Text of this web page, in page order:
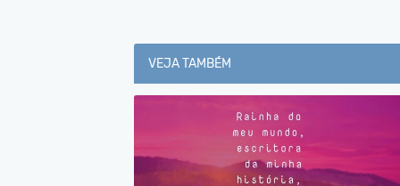
VEJA TAMBÉM